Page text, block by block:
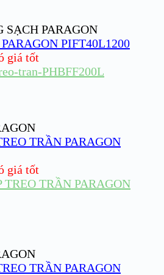
SẠCH PARAGON
PIFT40L1200
giá tốt
TRẦN PARAGON
giá tốt
TRẦN PARAGON